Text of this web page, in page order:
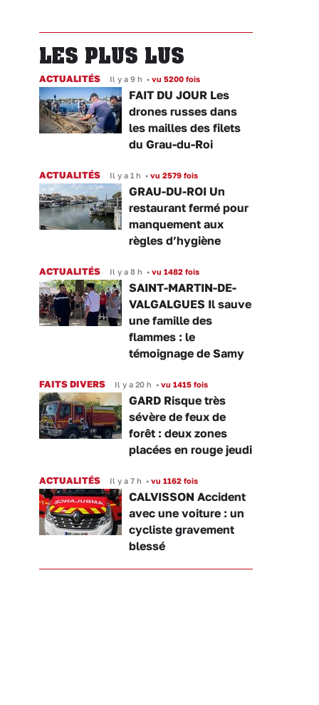
LES PLUS LUS
ACTUALITÉS Il y a 9 h • vu 5200 fois
FAIT DU JOUR Les
drones russes dans
les mailles des filets
du Grau-du-Roi
ACTUALITÉS Il y a 1 h • vu 2579 fois
GRAU-DU-ROI Un
restaurant fermé pour
manquement aux
règles d’hygiène
ACTUALITÉS Il y a 8 h • vu 1482 fois
SAINT-MARTIN-DE-
VALGALGUES Il sauve
une famille des
flammes : le
témoignage de Samy
FAITS DIVERS Il y a 20 h • vu 1415 fois
GARD Risque très
sévère de feux de
forêt : deux zones
placées en rouge jeudi
ACTUALITÉS Il y a 7 h • vu 1162 fois
CALVISSON Accident
avec une voiture : un
cycliste gravement
blessé